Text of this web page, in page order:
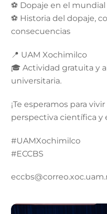
⚽ Dopaje en el mundial
⚽ Historia del dopaje,
consecuencias
📍 UAM Xochimilco
🎓 Actividad gratuita y
universitaria.
¡Te esperamos para
perspectiva científica y
#UAMXochimilco
#ECCBS